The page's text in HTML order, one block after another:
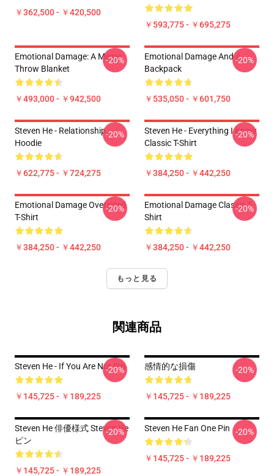
￥362,500 - ￥420,500
￥593,775 - ￥695,275
Emotional Damage: A Meme
Throw Blanket
￥493,000 - ￥942,500
-20%
Emotional Damage And A
Backpack
￥535,050 - ￥601,750
-20%
Steven He - Relationship
Hoodie
￥622,775 - ￥724,275
-20%
Steven He - Everything I Know
Classic T-Shirt
￥384,250 - ￥442,250
-20%
Emotional Damage Oversized
T-Shirt
￥384,250 - ￥442,250
-20%
Emotional Damage Classic T-
Shirt
￥384,250 - ￥442,250
-20%
もっと見る
関連商品
Steven He - If You Are Not Pin
￥145,725 - ￥189,225
-20% 感情的な損傷
￥145,725 - ￥189,225
-20%
Steven He 俳優様式 Steven He
ピン
￥145,725 - ￥189,225
-20% Steven He Fan One Pin
￥145,725 - ￥189,225
-20%